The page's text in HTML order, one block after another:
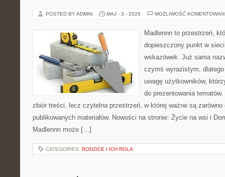
POSTED BY ADMIN MAJ - 3 - 2026 MOŻLIWOŚĆ
Madlennn to przestrzeń,
dopieszczony punkt w
wskazówek. Już sama
czymś wyrazistym,
uwagę użytkowników,
do prezentowania
zbiór treści, lecz czytelna przestrzeń, w której ważne są
publikowanych materiałów. Nowości na stronie: Życie na wsi i
Madlennn może […]
CATEGORIES: RODZICE I ICH ROLA